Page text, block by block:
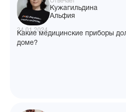
Кужагильдина
Альфия
24.01.2024
Какие медицинские приборы
доме?